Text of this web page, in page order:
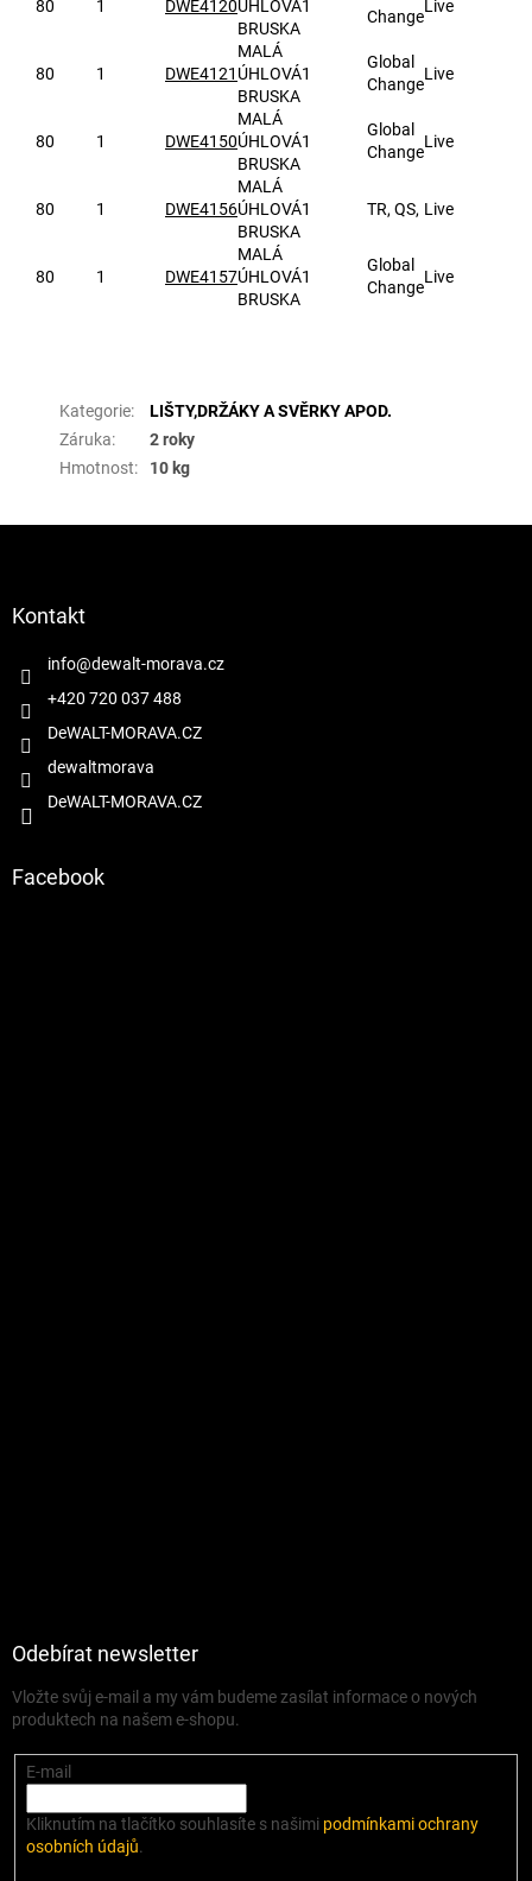
80 1 DWE4120ÚHLOVÁ
BRUSKA
1
Change
Live
80 1 DWE4121
MALÁ
ÚHLOVÁ
BRUSKA
1
Global
Change
Live
80 1 DWE4150
MALÁ
ÚHLOVÁ
BRUSKA
1
Global
Change
Live
80 1 DWE4156
MALÁ
ÚHLOVÁ
BRUSKA
1 TR, QS, Live
80 1 DWE4157
MALÁ
ÚHLOVÁ
BRUSKA
1
Global
Change
Live
Kategorie:
LIŠTY,DRŽÁKY A SVĚRKY APOD.
Záruka:
2 roky
Hmotnost: 10 kg
Kontakt
info@dewalt-morava.cz
+420 720 037 488
DeWALT-MORAVA.CZ
dewaltmorava
DeWALT-MORAVA.CZ
Facebook
Odebírat newsletter
Vložte svůj e-mail a my vám budeme zasílat informace o nových
produktech na našem e-shopu.
E-mail
Kliknutím na tlačítko souhlasíte s našimi podmínkami ochrany
osobních údajů.